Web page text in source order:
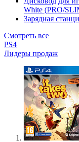
White (PRO/
Зарядная
Смотреть все
PS4
Лидеры продаж